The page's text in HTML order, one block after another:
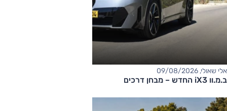
אלי שאולי, 09/08/2026
ב.מ.וו iX3 החדש – מבחן דרכים